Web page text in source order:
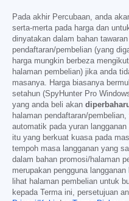
Pada akhir Percubaan, anda
serta-merta pada harga dan
dinyatakan dalam bahan
pendaftaran/pembelian (yang
harga mungkin berbeza
halaman pembelian) jika anda
masanya. Harga biasanya
setahun (SpyHunter Pro
yang anda beli akan
halaman pendaftaran/
automatik pada yuran
itu yang berkuat kuasa pada
tempoh masa langganan yang
dalam bahan promosi/halaman
merupakan pengguna
lihat halaman pembelian untuk
kepada Terma ini, persetujuan